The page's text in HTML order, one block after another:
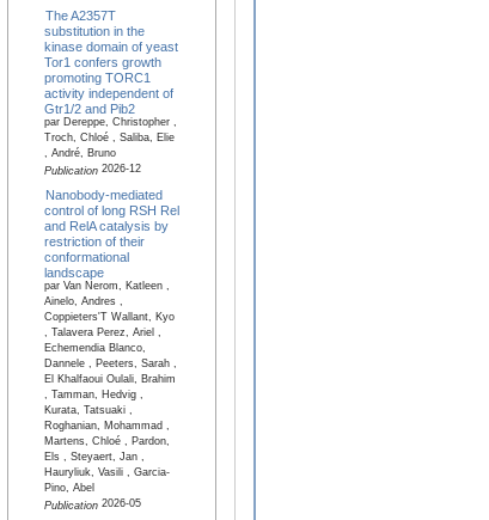
The A2357T
substitution in the
kinase domain of yeast
Tor1 confers growth
promoting TORC1
activity independent of
Gtr1/2 and Pib2
par Dereppe, Christopher ,
Troch, Chloé , Saliba, Elie
, André, Bruno
Publication2026-12
Nanobody-mediated
control of long RSH Rel
and RelA catalysis by
restriction of their
conformational
landscape
par Van Nerom, Katleen ,
Ainelo, Andres ,
Coppieters'T Wallant, Kyo
, Talavera Perez, Ariel ,
Echemendia Blanco,
Dannele , Peeters, Sarah ,
El Khalfaoui Oulali, Brahim
, Tamman, Hedvig ,
Kurata, Tatsuaki ,
Roghanian, Mohammad ,
Martens, Chloé , Pardon,
Els , Steyaert, Jan ,
Hauryliuk, Vasili , Garcia-
Pino, Abel
Publication2026-05